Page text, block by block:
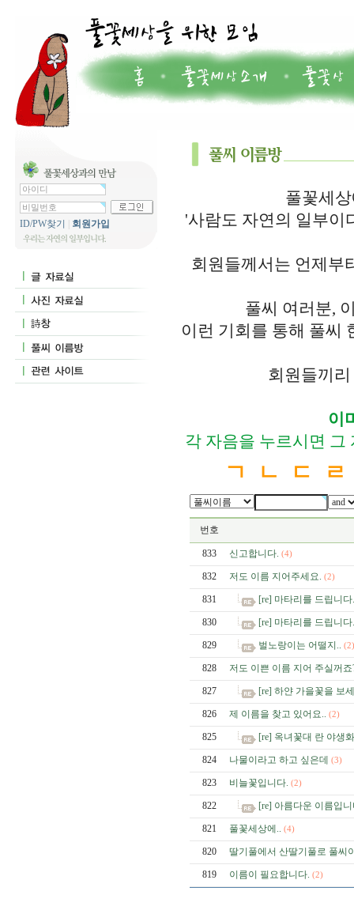
ID/PW찾기 회원가입
풀꽃세
'사람도 자연의 일부이
회원들께서는 언제부
풀씨 여러분,
이런 기회를 통해 풀씨
회원들끼
이
각 자음을 누르시면 그
ㄱ ㄴ ㄷ ㄹ
번호
833 신고합니다. (4)
832 저도 이름 지어주세요. (2)
831 [re] 마타리를 드립니다.
830 [re] 마타리를 드립니다.
829 벌노랑이는 어떨지.. (2)
828 저도 이쁜 이름 지어 주실꺼죠
827 [re] 하얀 가을꽃을 보
826 제 이름을 찾고 있어요.. (2)
825 [re] 옥녀꽃대 란 야생
824 나물이라고 하고 싶은데 (3)
823 비늘꽃입니다. (2)
822 [re] 아름다운 이름입니
821 풀꽃세상에.. (4)
820 딸기풀에서 산딸기풀로 풀씨
819 이름이 필요합니다. (2)